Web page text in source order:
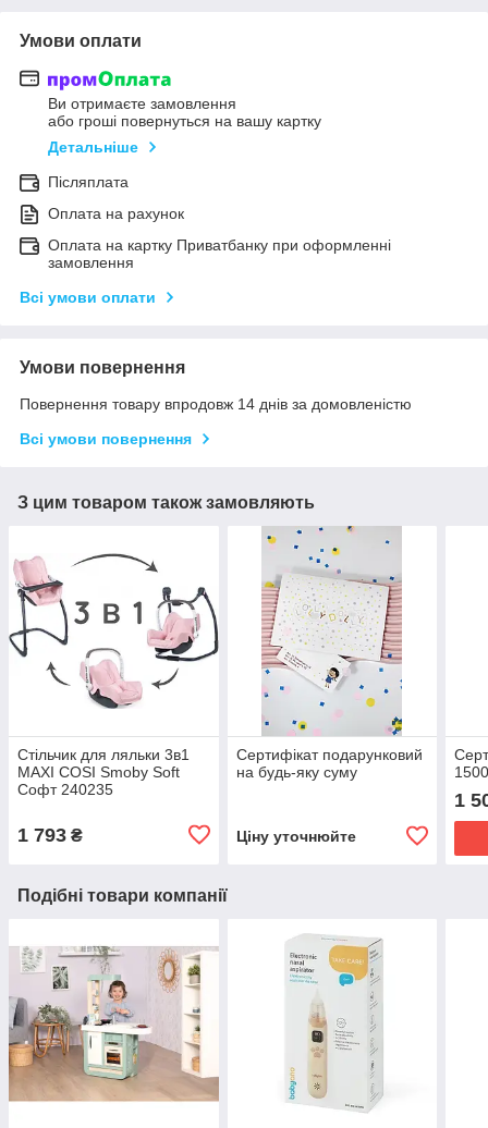
Умови оплати
Ви отримаєте замовлення
або гроші повернуться на вашу картку
Детальніше
Післяплата
Оплата на рахунок
Оплата на картку Приватбанку при оформленні
замовлення
Всі умови оплати
Умови повернення
Повернення товару впродовж 14 днів за домовленістю
Всі умови повернення
З цим товаром також замовляють
Стільчик для ляльки 3в1
MAXI COSI Smoby Soft
Софт 240235
1 793 ₴
Сертифікат подарунковий
на будь-яку суму
Ціну уточнюйте
1
Подібні товари компанії